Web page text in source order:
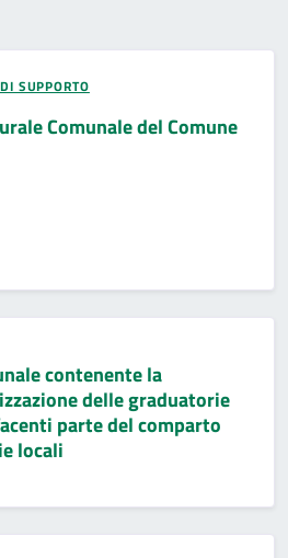
SUPPORTO
Comunale del Comune
contenente la
delle graduatorie
parte del comparto
locali